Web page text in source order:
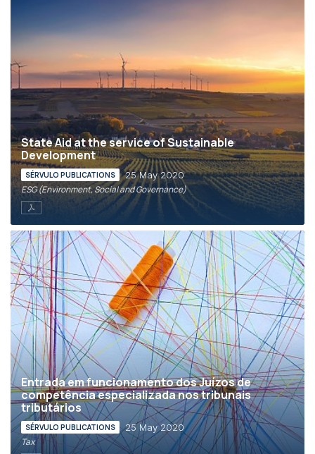
State Aid at the service of Sustainable
Development
SÉRVULO PUBLICATIONS 25 May 2020
ESG (Environment, Social and Governance)
Entrada em funcionamento dos Juízos de
competência especializada nos tribunais
tributários
SÉRVULO PUBLICATIONS 25 May 2020
Tax